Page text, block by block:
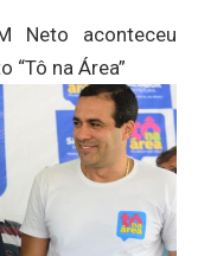
Neto aconteceu
na Área”